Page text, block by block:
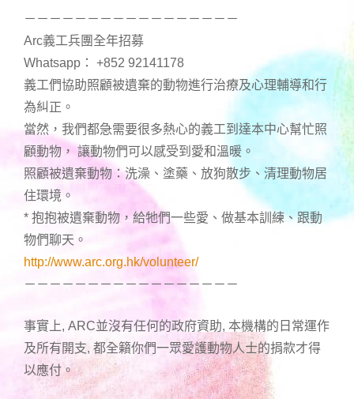
－－－－－－－－－－－－－－－－－
Arc義工兵團全年招募
Whatsapp： +852 92141178
義工們協助照顧被遺棄的動物進行治療及心理輔導和行
為糾正。
當然，我們都急需要很多熱心的義工到達本中心幫忙照
顧動物， 讓動物們可以感受到愛和溫暖。
照顧被遺棄動物：洗澡、塗藥、放狗散步、清理動物居
住環境。
* 抱抱被遺棄動物，給牠們一些愛、做基本訓練、跟動
物們聊天。
http://www.arc.org.hk/volunteer/
－－－－－－－－－－－－－－－－－
事實上, ARC並沒有任何的政府資助, 本機構的日常運作
及所有開支, 都全籟你們一眾愛護動物人士的捐款才得
以應付。